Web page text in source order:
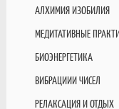
АЛХИМИЯ ИЗОБИЛИЯ
МЕДИТАТИВНЫЕ
БИОЭНЕРГЕТИКА
ВИБРАЦИИИ ЧИСЕЛ
РЕЛАКСАЦИЯ И ОТДЫХ